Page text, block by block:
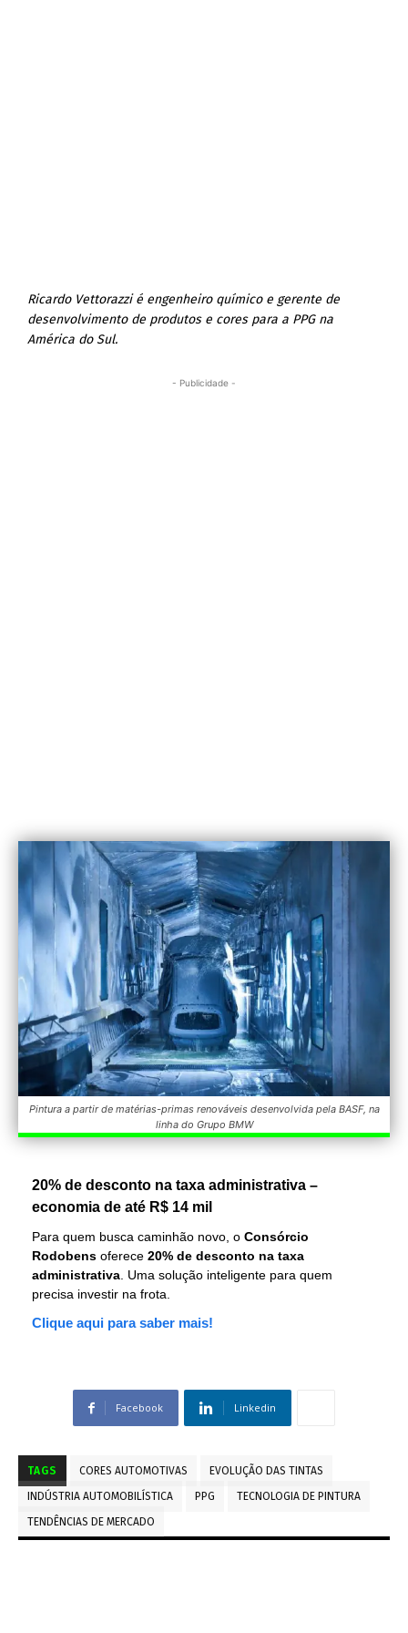
Ricardo Vettorazzi é engenheiro químico e gerente de
desenvolvimento de produtos e cores para a PPG na
América do Sul.
- Publicidade -
Pintura a partir de matérias-primas renováveis desenvolvida pela BASF, na
linha do Grupo BMW
20% de desconto na taxa administrativa –
economia de até R$ 14 mil
Para quem busca caminhão novo, o Consórcio
Rodobens oferece 20% de desconto na taxa
administrativa . Uma solução inteligente para quem
precisa investir na frota.
Clique aqui para saber mais!
Facebook Linkedin
TAGS CORES AUTOMOTIVAS
EVOLUÇÃO DAS TINTAS
INDÚSTRIA AUTOMOBILÍSTICA
PPG
TECNOLOGIA DE PINTURA
TENDÊNCIAS DE MERCADO